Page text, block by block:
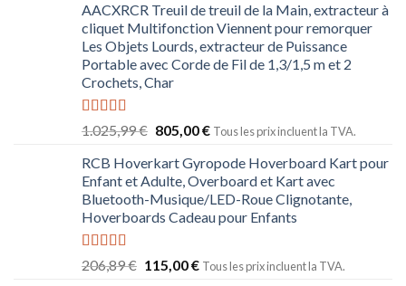
AACXRCR Treuil de treuil de la Main, extracteur à
cliquet Multifonction Viennent pour remorquer
Les Objets Lourds, extracteur de Puissance
Portable avec Corde de Fil de 1,3/1,5 m et 2
Crochets, Char
Note5.00
1.025,99€ 805,00€ Tous les prix incluent la TVA.
RCB Hoverkart Gyropode Hoverboard Kart pour
Enfant et Adulte, Overboard et Kart avec
Bluetooth-Musique/LED-Roue Clignotante,
Hoverboards Cadeau pour Enfants
Note5.00
sur 5
206,89€ 115,00€ Tous les prix incluent la TVA.